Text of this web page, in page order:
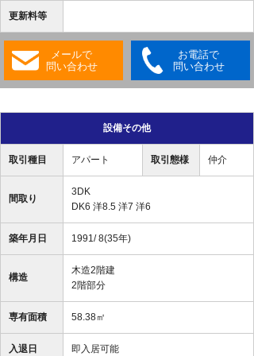
更新料等
メールで
問い合わせ
お電話で
問い合わせ
設備その他
取引種目 アパート 取引態様 仲介
間取り
3DK
DK6 洋8.5 洋7 洋6
築年月日 1991/ 8(35年)
構造
木造2階建
2階部分
専有面積 58.38㎡
入退日 即入居可能